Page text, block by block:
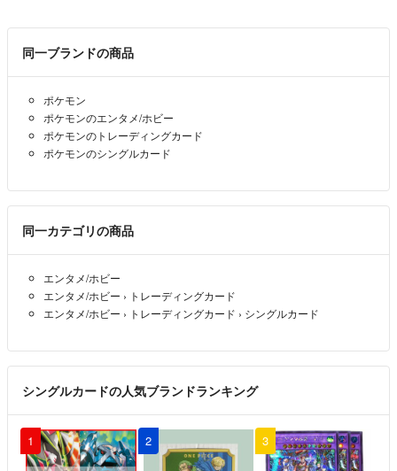
同一ブランドの商品
ポケモン
ポケモンのエンタメ/ホビー
ポケモンのトレーディングカード
ポケモンのシングルカード
同一カテゴリの商品
エンタメ/ホビー
エンタメ/ホビー › トレーディングカード
エンタメ/ホビー › トレーディングカード › シングルカード
シングルカードの人気ブランドランキング
1 2 3